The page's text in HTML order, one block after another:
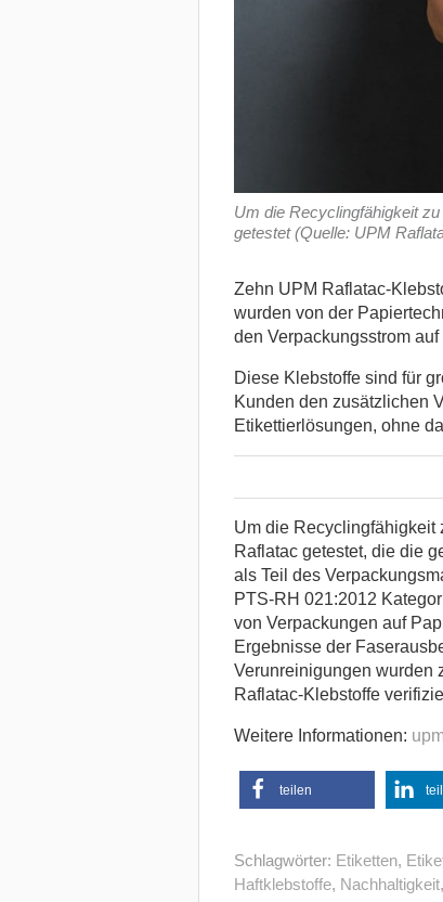
Um die Recyclingfähigkeit
getestet (Quelle: UPM
Zehn UPM Raflatac-
wurden von der
den Verpackungsstrom
Diese Klebstoffe sind für
Kunden den zusätzlichen
Etikettierlösungen, ohne
Um die Recyclingfähigkeit
Raflatac getestet, die die
als Teil des
PTS-RH 021:2012
von Verpackungen auf
Ergebnisse der
Verunreinigungen wurden
Raflatac-Klebstoffe
Weitere Informationen:
teilen
Schlagwörter: Etiketten,
Haftklebstoffe, Nachhaltigkeit,